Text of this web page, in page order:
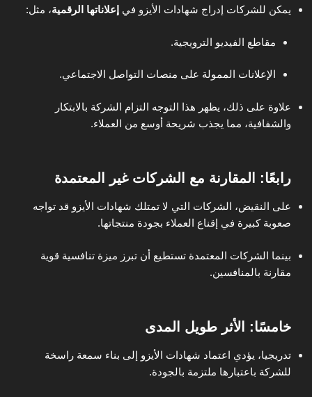
يمكن للشركات إدراج شهادات الأيزو في إعلاناتها الرقمية، مثل:
مقاطع الفيديو الترويجية.
الإعلانات الممولة على منصات التواصل الاجتماعي.
علاوة على ذلك، يظهر هذا التوجه التزام الشركة بالابتكار
والشفافية، مما يجذب شريحة أوسع من العملاء.
رابعًا: المقارنة مع الشركات غير المعتمدة
على النقيض، الشركات التي لا تمتلك شهادات الأيزو قد تواجه
صعوبة كبيرة في إقناع العملاء بجودة منتجاتها.
بينما الشركات المعتمدة تستطيع أن تبرز ميزة تنافسية قوية
مقارنة بالمنافسين.
خامسًا: الأثر طويل المدى
تدريجيا، يؤدي اعتماد شهادات الأيزو إلى بناء سمعة راسخة
للشركة باعتبارها ملتزمة بالجودة.